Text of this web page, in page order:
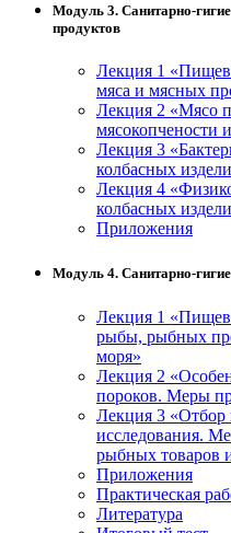
Модуль 3. Санитарно-
продуктов
Лекция 1
мяса и мясных
Лекция 2 «Мясо
мясокопчености
Лекция 3
колбасных
Лекция 4
колбасных
Приложения
Модуль 4. Санитарно-
Лекция 1
рыбы, рыбных
моря»
Лекция 2
пороков. Меры
Лекция 3 «Отбор
исследования.
рыбных товаров
Приложения
Практическая
Литература